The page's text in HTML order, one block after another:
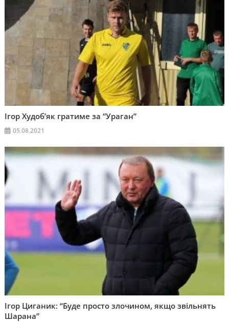
Ігор Худоб’як гратиме за “Ураган”
05.08.2021
Ігор Циганик: “Буде просто злочином, якщо звільнять
Шарана”